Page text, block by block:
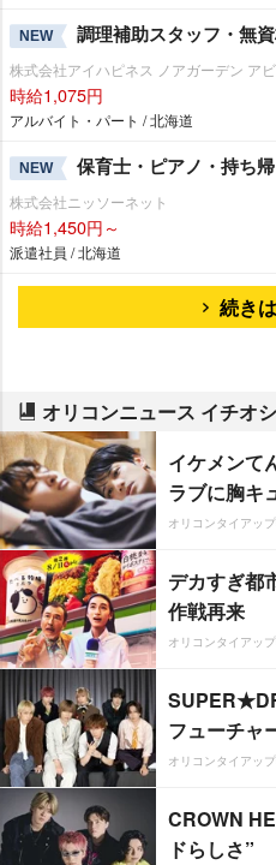
NEW 調理補助スタッフ・無
株式会社アイハピネス ノアガーデン ア
時給1,075円
アルバイト・パート / 北海道
NEW 保育士・ピアノ・持ち
株式会社ニッソーネット
時給1,450円～
派遣社員 / 北海道
続き
オリコンニュース イチオ
イケメンて
ラブに胸キ
オリコンタイアッ
デカすぎ都
作戦再来
オリコンタイアッ
フューチャ
オリコンタイアッ
CROWN
ドらしさ”